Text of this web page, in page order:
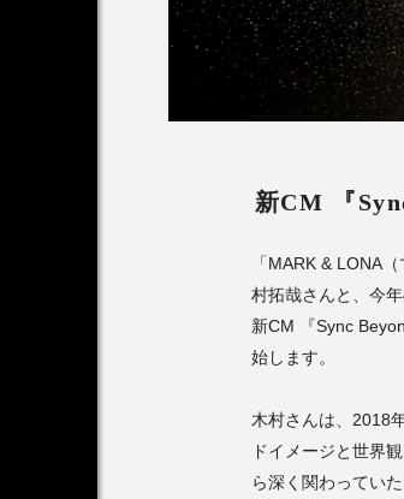
新CM 『
「MARK & LONA
村拓哉さんと、今
新CM 『Sync
始します。
木村さんは、2018
ドイメージと世界
ら深く関わってい